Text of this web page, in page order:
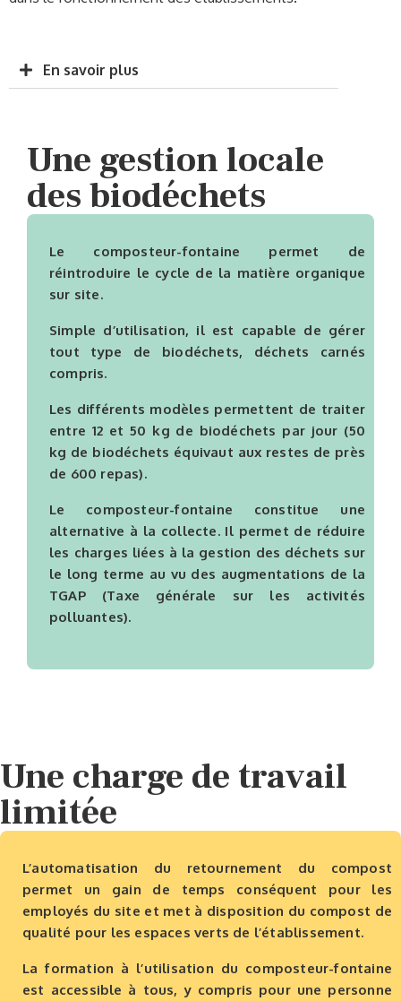
En savoir plus
Une gestion locale
des biodéchets
Le composteur-fontaine permet de
réintroduire le cycle de la matière organique
sur site.
Simple d’utilisation, il est capable de gérer
tout type de biodéchets, déchets carnés
compris.
Les différents modèles permettent de traiter
entre 12 et 50 kg de biodéchets par jour (50
kg de biodéchets équivaut aux restes de près
de 600 repas).
Le composteur-fontaine constitue une
alternative à la collecte. Il permet de réduire
les charges liées à la gestion des déchets sur
le long terme au vu des augmentations de la
TGAP (Taxe générale sur les activités
polluantes).
Une charge de travail
limitée
L’automatisation du retournement du compost
permet un gain de temps conséquent pour les
employés du site et met à disposition du compost de
qualité pour les espaces verts de l’établissement.
La formation à l’utilisation du composteur-fontaine
est accessible à tous, y compris pour une personne